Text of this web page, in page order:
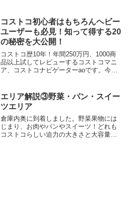
どちらでも販売の有るこの商品。価格は
なんと3倍以上差があり...
コストコ初心者はもちろんヘビー
ユーザーも必見！知って得する20
の秘密を大公開！
コストコ歴10年！年間250万円、1000商
品以上試してレビューするコストコマニ
ア、コストコナビゲーターaoです。今日
っていれば、コストコでのショッピング
がさらに楽しく...
エリア解説③野菜・パン・スイー
ツエリア
倉庫内奥に到着しました。野菜果物には
じまり、お肉やパンやスイーツ！どれも
コストコらしい迫力の大きさと大容量。